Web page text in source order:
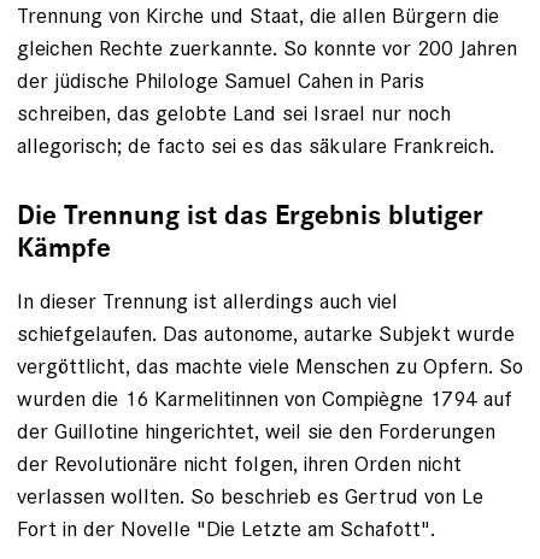
Trennung von Kirche und Staat, die allen Bürgern die
gleichen Rechte zuerkannte. So konnte vor 200 Jahren
der jüdische Philologe Samuel Cahen in Paris
schreiben, das gelobte Land sei Israel nur noch
allegorisch; de facto sei es das säkulare Frankreich.
Die Trennung ist das Ergebnis blutiger
Kämpfe
In dieser Trennung ist allerdings auch viel
schiefgelaufen. Das auto­nome, autarke Subjekt wurde
vergöttlicht, das machte viele Menschen zu Opfern. So
wurden die 16 Karmelitinnen von Compiègne 1794 auf
der Guillotine hingerichtet, weil sie den Forderungen
der Revolutionäre nicht folgen, ihren Orden nicht
verlassen wollten. So beschrieb es Gertrud von Le
Fort in der Novelle "Die Letzte am Schafott".